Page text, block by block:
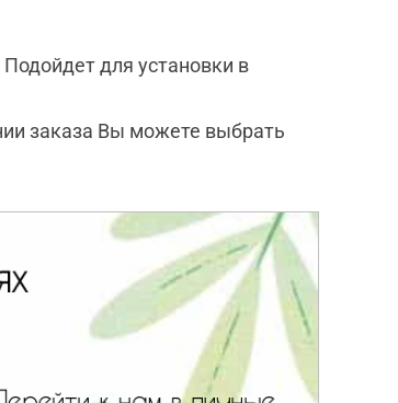
для установки в
заказа Вы можете выбрать